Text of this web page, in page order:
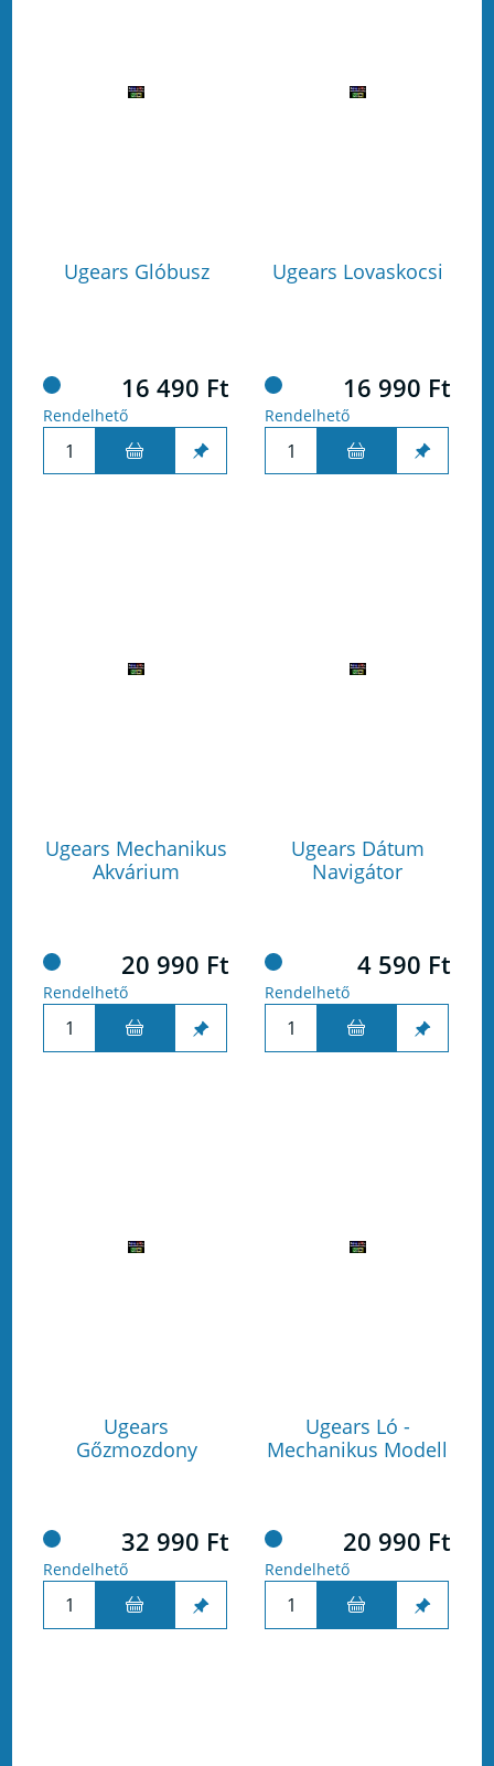
Ugears Glóbusz
16 490 Ft
Rendelhető
Ugears Lovaskocsi
16 990 Ft
Rendelhető
Ugears Mechanikus
Akvárium
20 990 Ft
Rendelhető
Ugears Dátum
Navigátor
4 590 Ft
Rendelhető
Ugears
Gőzmozdony
32 990 Ft
Rendelhető
Ugears Ló -
Mechanikus Modell
20 990 Ft
Rendelhető